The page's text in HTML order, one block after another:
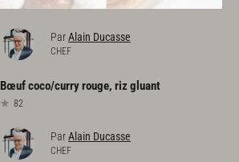
1688
ParAlain Ducasse
CHEF
Bœufcoco/curryrouge, rizgluant
82
ParAlain Ducasse
CHEF